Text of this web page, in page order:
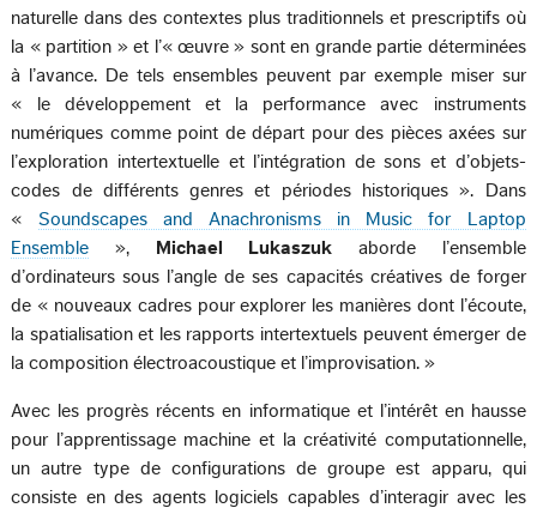
naturelle dans des contextes plus traditionnels et prescriptifs où
la « partition » et l’« œuvre » sont en grande partie déterminées
à l’avance. De tels ensembles peuvent par exemple miser sur
« le développement et la performance avec instruments
numériques comme point de départ pour des pièces axées sur
l’exploration intertextuelle et l’intégration de sons et d’objets-
codes de différents genres et périodes historiques ». Dans
« Soundscapes and Anachronisms in Music for Laptop
Ensemble », Michael Lukaszuk aborde l’ensemble
d’ordinateurs sous l’angle de ses capacités créatives de forger
de « nouveaux cadres pour explorer les manières dont l’écoute,
la spatialisation et les rapports intertextuels peuvent émerger de
la composition électroacoustique et l’improvisation. »
Avec les progrès récents en informatique et l’intérêt en hausse
pour l’apprentissage machine et la créativité computationnelle,
un autre type de configurations de groupe est apparu, qui
consiste en des agents logiciels capables d’interagir avec les